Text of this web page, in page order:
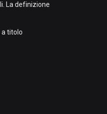
La definizione
a titolo